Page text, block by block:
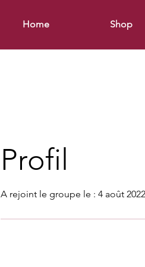
Home Shop
Profil
A rejoint le groupe le : 4 août 2022